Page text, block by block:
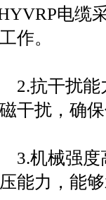
电缆
作。
抗干扰能力
干扰，确
机械强度高
能力，能